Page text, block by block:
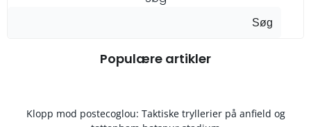
Søg
Populære artikler
Klopp mod postecoglou: Taktiske tryllerier på anfield og